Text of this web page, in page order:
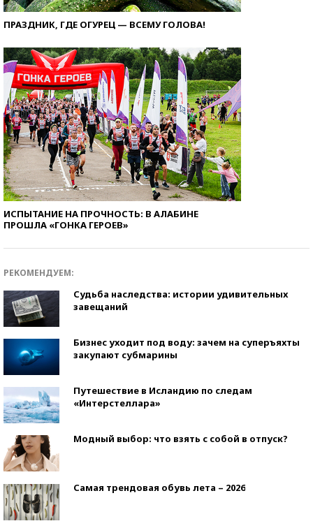
ПРАЗДНИК, ГДЕ ОГУРЕЦ — ВСЕМУ ГОЛОВА!
ИСПЫТАНИЕ НА ПРОЧНОСТЬ: В АЛАБИНЕ
ПРОШЛА «ГОНКА ГЕРОЕВ»
РЕКОМЕНДУЕМ:
Судьба наследства: истории удивительных
завещаний
Бизнес уходит под воду: зачем на суперъяхты
закупают субмарины
Путешествие в Исландию по следам
«Интерстеллара»
Модный выбор: что взять с собой в отпуск?
Самая трендовая обувь лета – 2026